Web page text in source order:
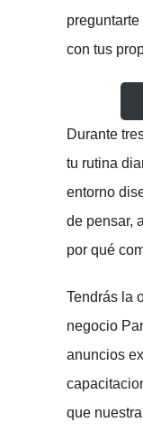
con tus
Durante
tu rutina
entorno
de pensar,
por qué
Tendrás la
negocio
anuncios
que